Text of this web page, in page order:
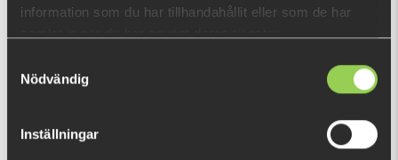
information som du har tillhandahållit eller som de har
Nödvändig
Inställningar